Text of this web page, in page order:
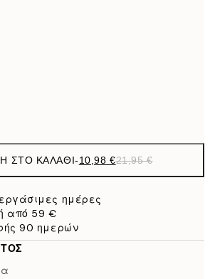
ΣΤΟ ΚΑΛΆΘΙ-10,98 €21,95 €
ημέρες
από 59 €
90 ημερών